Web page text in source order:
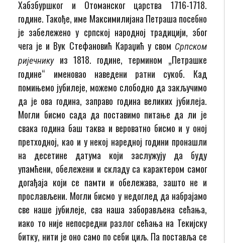
Хабзбуршког и Отоманског царства 1716-1718.
године. Такође, име Максимилијана Петраша посебно
је забележено у српској народној традицији, због
чега је и Вук Стефановић Караџић у свом Српском
ријечникуиз 1818. године, термином „Петрашке
године“ именовао наведени ратни сукоб. Кад
помињемо јубилеје, можемо слободно да закључимо
да је ова година, заправо година великих јубилеја.
Могли бисмо сада да поставимо питање да ли је
свака година баш таква и вероватно бисмо и у оној
претходној, као и у некој наредној години пронашли
на десетине датума који заслужују да буду
упамћени, обележени и складу са карактером самог
догађаја који се памти и обележава, зашто не и
прослављени. Могли бисмо у недоглед да набрајамо
све наше јубилеје, сва наша заборављена сећања,
иако то није непосредни разлог сећања на Текијску
битку, нити је оно само по себи циљ. Па поставља се